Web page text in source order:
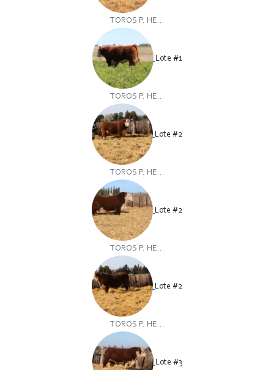
TOROS P. HE...
Lote #1
TOROS P. HE...
Lote #2
TOROS P. HE...
Lote #2
TOROS P. HE...
Lote #2
TOROS P. HE...
Lote #3